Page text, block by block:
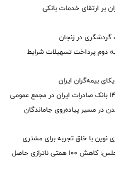
بر ارتقای خدمات بانکی
گردشگری در زنجان
دوم پرداخت تسهیلات شرایط
بیمه‌گران ایران
مسیر پیاده‌روی جاماندگان
نوین با خلق تجربه برای مشتری
نماینده مردم خلخال و کوثر در مجلس: کاهش ۱۰۰ همتی ناترازی حاصل